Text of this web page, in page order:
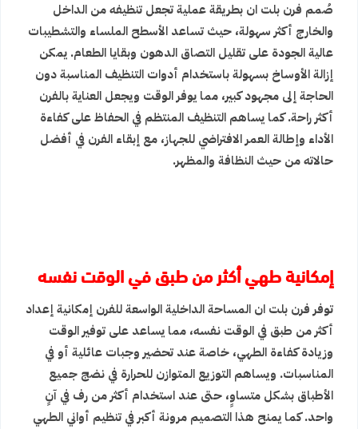
صُمم فرن بلت ان بطريقة عملية تجعل تنظيفه من الداخل
والخارج أكثر سهولة، حيث تساعد الأسطح الملساء والتشطيبات
عالية الجودة على تقليل التصاق الدهون وبقايا الطعام. يمكن
إزالة الأوساخ بسهولة باستخدام أدوات التنظيف المناسبة دون
الحاجة إلى مجهود كبير، مما يوفر الوقت ويجعل العناية بالفرن
أكثر راحة. كما يساهم التنظيف المنتظم في الحفاظ على كفاءة
الأداء وإطالة العمر الافتراضي للجهاز، مع إبقاء الفرن في أفضل
حالاته من حيث النظافة والمظهر.
إمكانية طهي أكثر من طبق في الوقت نفسه
توفر فرن بلت ان المساحة الداخلية الواسعة للفرن إمكانية إعداد
أكثر من طبق في الوقت نفسه، مما يساعد على توفير الوقت
وزيادة كفاءة الطهي، خاصة عند تحضير وجبات عائلية أو في
المناسبات. ويساهم التوزيع المتوازن للحرارة في نضج جميع
الأطباق بشكل متساوٍ، حتى عند استخدام أكثر من رف في آنٍ
واحد. كما يمنح هذا التصميم مرونة أكبر في تنظيم أواني الطهي